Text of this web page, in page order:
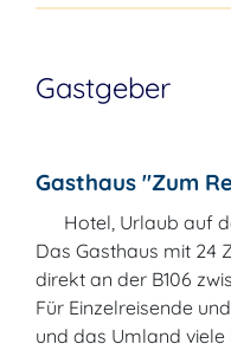
Gastgeber
Gasthaus "Zum
Hotel, Urlaub auf
Das Gasthaus mit 24
direkt an der B106
Für Einzelreisende
und das Umland